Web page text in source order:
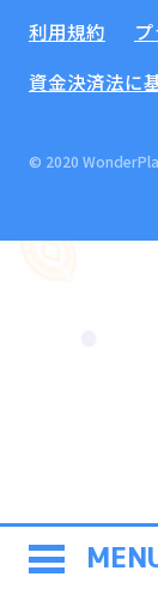
利用規約
資金決済法に
© 2020